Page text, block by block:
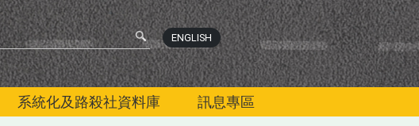
ENGLISH
系統化及路殺社資料庫 訊息專區